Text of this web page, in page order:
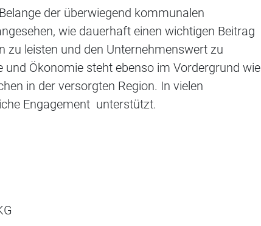
der überwiegend kommunalen
wie dauerhaft einen wichtigen Beitrag
leisten und den Unternehmenswert zu
und Ökonomie steht ebenso im Vordergrund wie
in der versorgten Region. In vielen
Engagement unterstützt.